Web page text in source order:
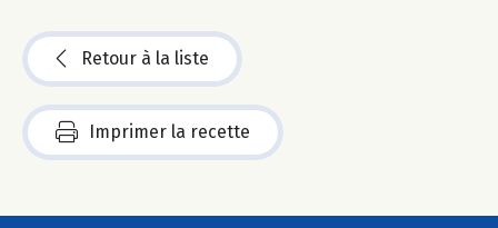
Retour à la liste
Imprimer la recette